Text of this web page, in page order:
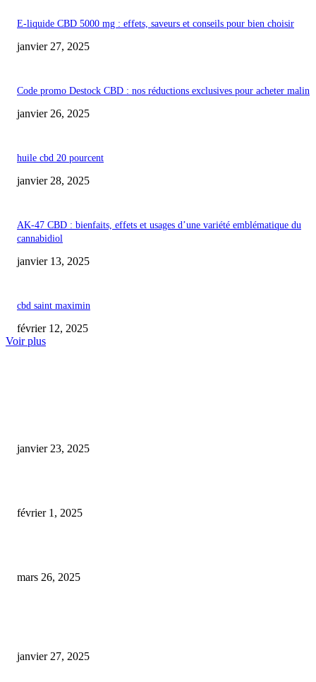
E-liquide CBD 5000 mg : effets, saveurs et conseils pour bien choisir
janvier 27, 2025
Code promo Destock CBD : nos réductions exclusives pour acheter malin
janvier 26, 2025
huile cbd 20 pourcent
janvier 28, 2025
AK-47 CBD : bienfaits, effets et usages d’une variété emblématique du
cannabidiol
janvier 13, 2025
cbd saint maximin
février 12, 2025
Voir plus
janvier 23, 2025
février 1, 2025
mars 26, 2025
janvier 27, 2025